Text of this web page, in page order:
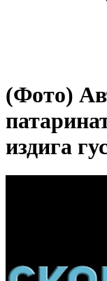
(Фото)
издига